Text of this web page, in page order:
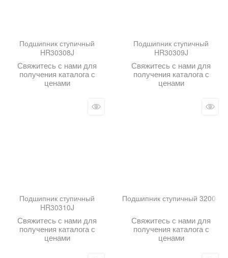
Подшипник ступичный
HR30308J
Свяжитесь с нами для
получения каталога с
ценами
Подшипник ступичный
HR30309J
Свяжитесь с нами для
получения каталога с
ценами
Подшипник ступичный
HR30310J
Свяжитесь с нами для
получения каталога с
ценами
Подшипник ступичный 32004
Свяжитесь с нами для
получения каталога с
ценами